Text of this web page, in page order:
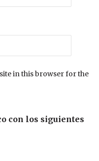
in this browser for the
con los siguientes